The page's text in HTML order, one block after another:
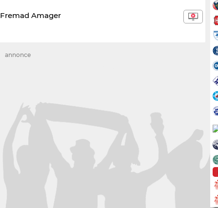
Fremad Amager
annonce